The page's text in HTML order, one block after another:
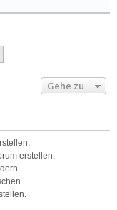
Gehe zu
erstellen.